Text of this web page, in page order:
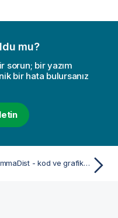
mu?
sorun; bir yazım
bir hata bulursanız
GammaDist - kod ve grafik fonksiyonu